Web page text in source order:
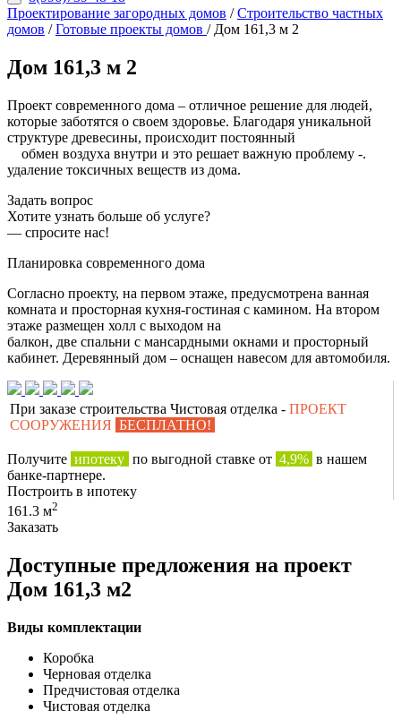
Проектирование загородных домов /Строительство частных
домов /Готовые проекты домов / Дом 161,3 м 2
Дом 161,3 м 2
Проект современного дома – отличное решение для людей,
которые заботятся о своем здоровье. Благодаря уникальной
структуре древесины, происходит постоянный
обмен воздуха внутри и это решает важную проблему -.
удаление токсичных веществ из дома.
Задать вопрос
Хотите узнать больше об услуге?
— спросите нас!
Планировка современного дома
Согласно проекту, на первом этаже, предусмотрена ванная
комната и просторная кухня-гостиная с камином. На втором
этаже размещен холл с выходом на
балкон, две спальни с мансардными окнами и просторный
кабинет. Деревянный дом – оснащен навесом для автомобиля.
При заказе строительства Чистовая отделка - ПРОЕКТ
СООРУЖЕНИЯ БЕСПЛАТНО!
Получите ипотеку по выгодной ставке от 4,9% в нашем
банке-партнере.
Построить в ипотеку
161.3 м2
Заказать
Доступные предложения на проект
Дом 161,3 м2
Виды комплектации
Коробка
Черновая отделка
Предчистовая отделка
Чистовая отделка